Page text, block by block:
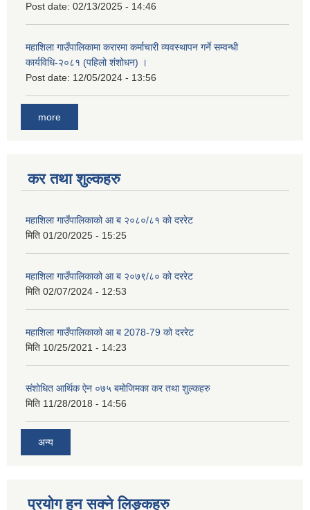
Post date: 02/13/2025 - 14:46
महाशिला गाउँपालिकामा करारमा कर्माचारी व्यवस्थापन गर्ने सम्वन्धी
कार्यविधि-२०८१ (पहिलो शंशोधन) ।
Post date: 12/05/2024 - 13:56
more
कर तथा शुल्कहरु
महाशिला गाउँपालिकाको आ ब २०८०/८१ को दररेट
मिति 01/20/2025 - 15:25
महाशिला गाउँपालिकाको आ ब २०७९/८० को दररेट
मिति 02/07/2024 - 12:53
महाशिला गाउँपालिकाको आ ब 2078-79 को दररेट
मिति 10/25/2021 - 14:23
संशोधित आर्थिक ऐन ०७५ बमोजिमका कर तथा शुल्कहरु
मिति 11/28/2018 - 14:56
अन्य
प्रयोग हुन सक्ने लिङ्कहरु